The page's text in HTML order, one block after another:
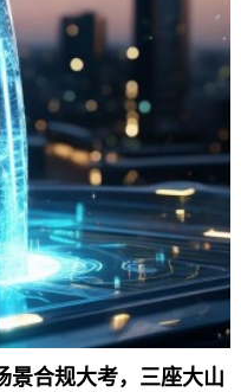
景合规大考，三座大山